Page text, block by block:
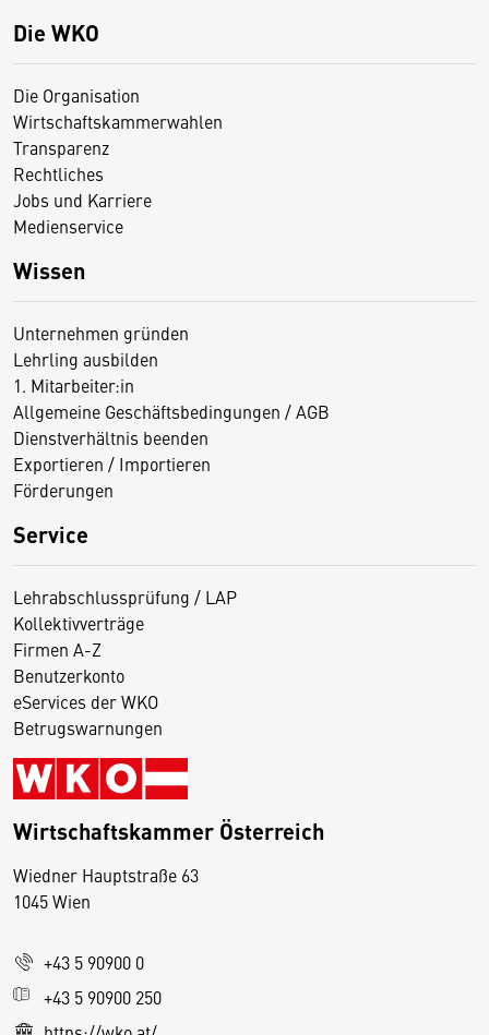
Die WKO
Die Organisation
Wirtschaftskammerwahlen
Transparenz
Rechtliches
Jobs und Karriere
Medienservice
Wissen
Unternehmen gründen
Lehrling ausbilden
1. Mitarbeiter:in
Allgemeine Geschäftsbedingungen / AGB
Dienstverhältnis beenden
Exportieren / Importieren
Förderungen
Service
Lehrabschlussprüfung / LAP
Kollektivverträge
Firmen A-Z
Benutzerkonto
eServices der WKO
Betrugswarnungen
Wirtschaftskammer Österreich
Wiedner Hauptstraße 63
1045 Wien
+43 5 90900 0
+43 5 90900 250
D
s
e
S